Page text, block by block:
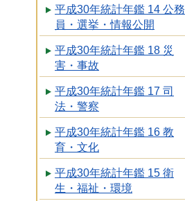
平成30年統計年鑑 14 公務
員・選挙・情報公開
平成30年統計年鑑 18 災
害・事故
平成30年統計年鑑 17 司
法・警察
平成30年統計年鑑 16 教
育・文化
平成30年統計年鑑 15 衛
生・福祉・環境